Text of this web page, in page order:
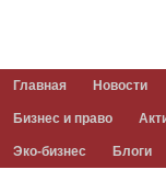
Главная Новости
Бизнес и право
Эко-бизнес Блоги